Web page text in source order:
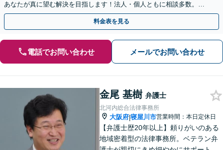
あなたが真に望む解決を目指します！法人・個人ともに相談多数。細
やかな連絡と粘り強い交渉を徹底【休日・夜間相談可】
料金表を見る
電話でお問い合わせ メールでお問い合わせ
金尾 基樹 弁護士
北河内総合法律事務所
大阪府|寝屋川市営業時間：本日定休日
【弁護士歴20年以上】頼りがいのある
地域密着型の法律事務所。ベテラン弁